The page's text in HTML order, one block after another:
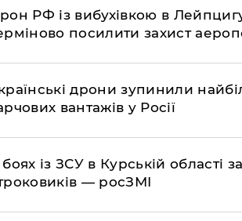
РФ із вибухівкою в
посилити захист
дрони зупинили
вантажів у Росії
із ЗСУ в Курській області
— росЗМІ